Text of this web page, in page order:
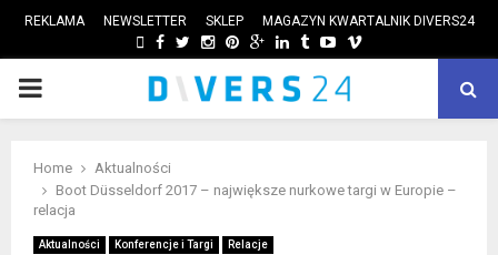
REKLAMA NEWSLETTER SKLEP MAGAZYN KWARTALNIK DIVERS24
FACEBOOK
TWITTER
INSTAGRAM
PINTEREST
GOOGLE
LINKEDIN
TUMBLRYOUTUBE
VIMEO
PRIMARY
Home
Aktualności
Boot Düsseldorf 2017 – największe nurkowe targi w Europie –
relacja
Aktualności Konferencje i Targi Relacje